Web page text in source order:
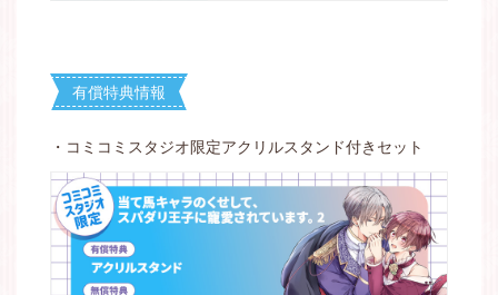
有償特典情報
・コミコミスタジオ限定アクリルスタンド付きセット